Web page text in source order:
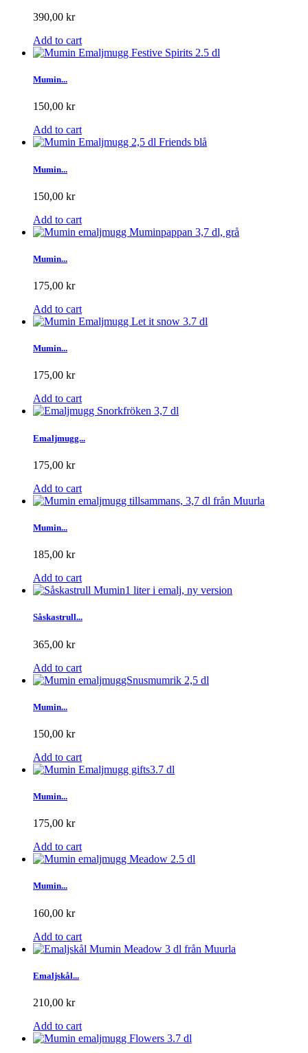
390,00 kr
Add to cart
Mumin...
150,00 kr
Add to cart
Mumin...
150,00 kr
Add to cart
Mumin...
175,00 kr
Add to cart
Mumin...
175,00 kr
Add to cart
Emaljmugg...
175,00 kr
Add to cart
Mumin...
185,00 kr
Add to cart
Såskastrull...
365,00 kr
Add to cart
Mumin...
150,00 kr
Add to cart
Mumin...
175,00 kr
Add to cart
Mumin...
160,00 kr
Add to cart
Emaljskål...
210,00 kr
Add to cart